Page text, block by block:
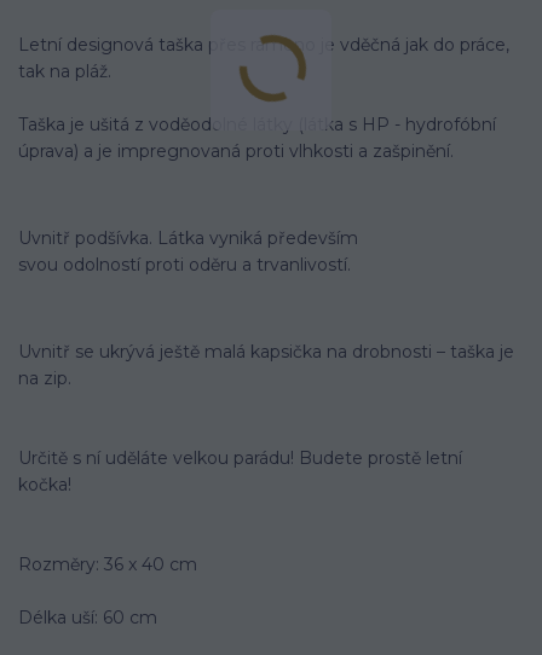
Letní designová taška přes rameno je vděčná jak do práce,
tak na pláž.
Taška je ušitá z voděodolné látky (látka s HP - hydrofóbní
úprava) a je impregnovaná proti vlhkosti a zašpinění.
Uvnitř podšívka. Látka vyniká především
svou odolností proti oděru a trvanlivostí.
Uvnitř se ukrývá ještě malá kapsička na drobnosti – taška je
na zip.
Určitě s ní uděláte velkou parádu! Budete prostě letní
kočka!
Rozměry: 36 x 40 cm
Délka uší: 60 cm